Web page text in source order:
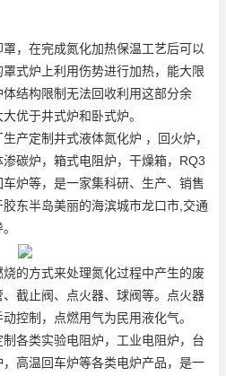
，在完成氮化加热保温工艺后可以
式炉上利用伤势进行加热，能大限
结构限制无法回收利用这部分余
优于井式炉和卧式炉。
产定制井式液体氮化炉 ，回火炉，
碳炉，箱式电阻炉，干燥箱，RQ3
炉等，是一家集科研、生产、销售
东半岛美丽的海滨城市龙口市,交通
的方式来处理氮化过程中产生的废
截止阀、点火器、球阀等。点火器
控制，点燃用气为民用液化气。
各类实验电阻炉，工业电阻炉，台
高温回车炉等各类电炉产品，是一